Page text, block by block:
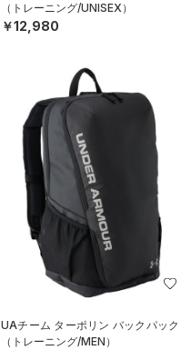
（トレーニング/UNISEX）
￥12,980
UAチーム ターポリン バックパック
（トレーニング/MEN）